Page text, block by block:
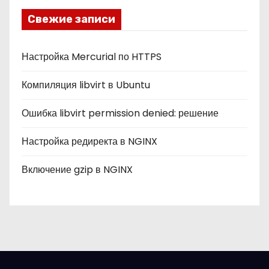
к
и
Свежие записи
Настройка Mercurial по HTTPS
Компиляция libvirt в Ubuntu
Ошибка libvirt permission denied: решение
Настройка редиректа в NGINX
Включение gzip в NGINX